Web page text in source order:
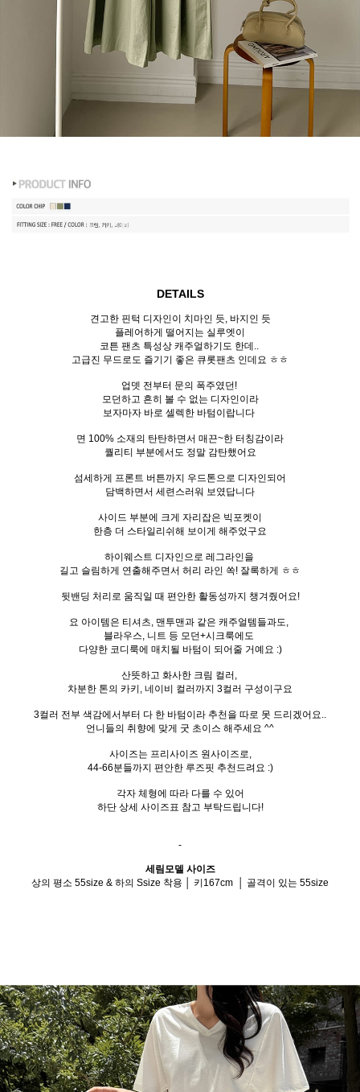
DETAILS
견고한 핀턱 디자인이 치마인 듯, 바지인 듯
플레어하게 떨어지는 실루엣이
코튼 팬츠 특성상 캐주얼하기도 한데..
고급진 무드로도 즐기기 좋은 큐롯팬츠 인데요 ㅎㅎ
업뎃 전부터 문의 폭주였던!
모던하고 흔히 볼 수 없는 디자인이라
보자마자 바로 셀렉한 바텀이랍니다
면 100% 소재의 탄탄하면서 매끈~한 터칭감이라
퀄리티 부분에서도 정말 감탄했어요
섬세하게 프론트 버튼까지 우드톤으로 디자인되어
담백하면서 세련스러워 보였답니다
사이드 부분에 크게 자리잡은 빅포켓이
한층 더 스타일리쉬해 보이게 해주었구요
하이웨스트 디자인으로 레그라인을
길고 슬림하게 연출해주면서 허리 라인 쏙! 잘록하게 ㅎㅎ
뒷밴딩 처리로 움직일 때 편안한 활동성까지 챙겨줬어요!
요 아이템은 티셔츠, 맨투맨과 같은 캐주얼템들과도,
블라우스, 니트 등 모던+시크룩에도
다양한 코디룩에 매치될 바텀이 되어줄 거예요 :)
산뜻하고 화사한 크림 컬러,
차분한 톤의 카키, 네이비 컬러까지 3컬러 구성이구요
3컬러 전부 색감에서부터 다 한 바텀이라 추천을 따로 못 드리겠어요..
언니들의 취향에 맞게 굿 초이스 해주세요 ^^
사이즈는 프리사이즈 원사이즈로,
44-66분들까지 편안한 루즈핏 추천드려요 :)
각자 체형에 따라 다를 수 있어
하단 상세 사이즈표 참고 부탁드립니다!
-
세림모델 사이즈
상의 평소 55size & 하의 Ssize 착용 │ 키167cm │ 골격이 있는 55size